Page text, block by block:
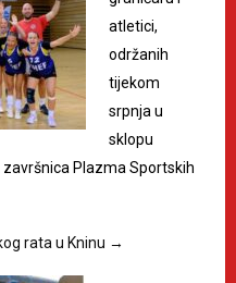
atletici,
održanih
tijekom
srpnja u
sklopu
Plazma Sportskih
rata u Kninu →